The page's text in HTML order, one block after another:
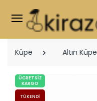
Küpe Altın Küpe
ÜCRETSIZ
KARGO
TÜKENDI